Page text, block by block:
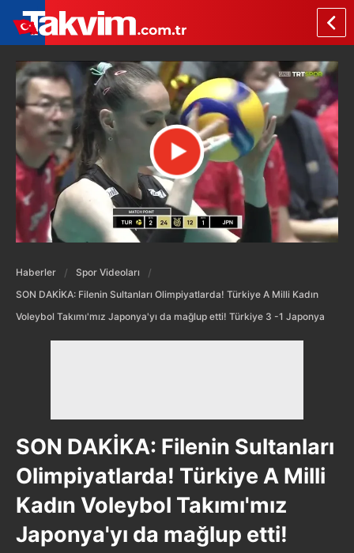
Haberler
Spor Videoları
SON DAKİKA: Filenin Sultanları Olimpiyatlarda! Türkiye A Milli Kadın
Voleybol Takımı'mız Japonya'yı da mağlup etti! Türkiye 3 -1 Japonya
SON DAKİKA: Filenin Sultanları
Olimpiyatlarda! Türkiye A Milli
Kadın Voleybol Takımı'mız
Japonya'yı da mağlup etti!